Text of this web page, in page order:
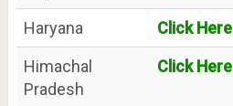
Haryana
Click Here
Himachal
Pradesh
Click Here